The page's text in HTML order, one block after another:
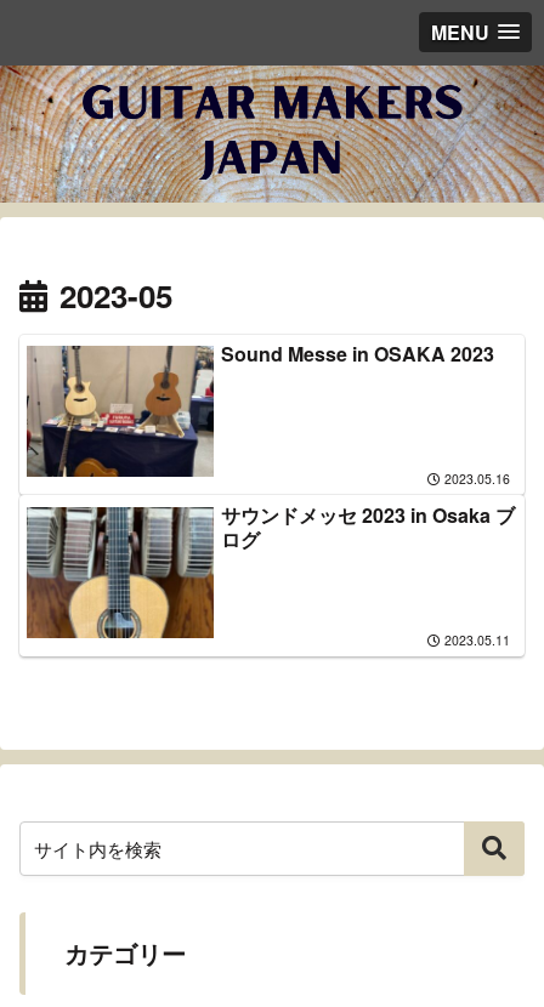
MENU
2023-05
Sound Messe in OSAKA 2023
2023.05.16
サウンドメッセ 2023 in Osaka ブ
ログ
2023.05.11
カテゴリー